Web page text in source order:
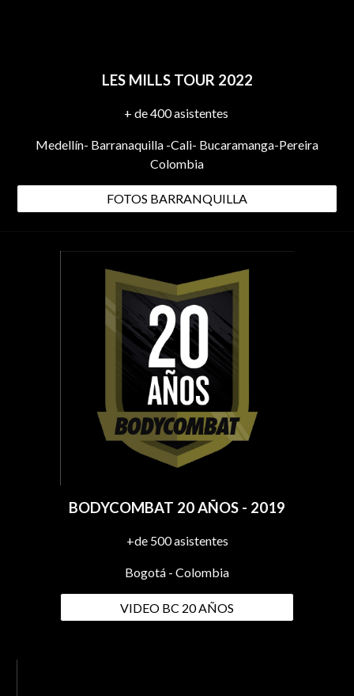
LES MILLS TOUR 2022
+ de 400 asistentes
Medellín- Barranaquilla -Cali- Bucaramanga-Pereira
Colombia
FOTOS BARRANQUILLA
BODYCOMBAT 20 AÑOS - 2019
+de 500 asistentes
Bogotá - Colombia
VIDEO BC 20 AÑOS